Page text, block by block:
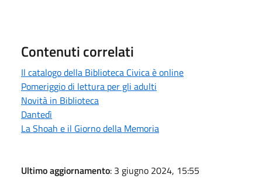
Contenuti correlati
Il catalogo della Biblioteca Civica è online
Pomeriggio di lettura per gli adulti
Novità in Biblioteca
Dantedì
La Shoah e il Giorno della Memoria
Ultimo aggiornamento: 3 giugno 2024, 15:55